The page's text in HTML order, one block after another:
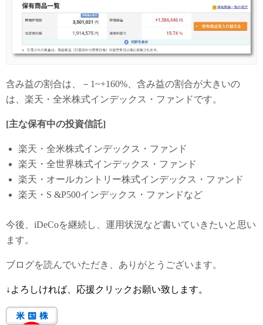
含み益の割合は、－1~+160%、含み益の割合が大きいの
は、楽天・全米株式インデックス・ファンドです。
[主な保有中の投資信託]
楽天・全米株式インデックス・ファンド
楽天・全世界株式インデックス・ファンド
楽天・オールカントリー株式インデックス・ファンド
楽天・S &P500インデックス・ファンドなど
今後、iDeCoを継続し、運用状況など書いていきたいと思い
ます。
ブログを読んでいただき、ありがとうございます。
↓よろしければ、応援クリックお願い致します。